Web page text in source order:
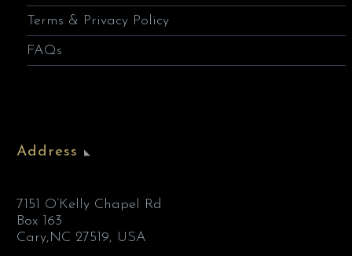
Terms & Privacy Policy
FAQs
Address
7151 O’Kelly Chapel Rd
Box 163
Cary,NC 27519, USA